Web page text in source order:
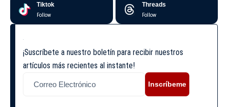
Tiktok
Follow
Threads
Follow
¡Suscríbete a nuestro boletín para recibir nuestros
artículos más recientes al instante!
Inscríbeme